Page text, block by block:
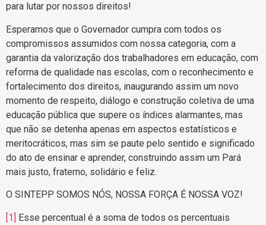
para lutar por nossos direitos!
Esperamos que o Governador cumpra com todos os
compromissos assumidos com nossa categoria, com a
garantia da valorização dos trabalhadores em educação, com
reforma de qualidade nas escolas, com o reconhecimento e
fortalecimento dos direitos, inaugurando assim um novo
momento de respeito, diálogo e construção coletiva de uma
educação pública que supere os índices alarmantes, mas
que não se detenha apenas em aspectos estatísticos e
meritocráticos, mas sim se paute pelo sentido e significado
do ato de ensinar e aprender, construindo assim um Pará
mais justo, fraterno, solidário e feliz.
O SINTEPP SOMOS NÓS, NOSSA FORÇA É NOSSA VOZ!
[1] Esse percentual é a soma de todos os percentuais